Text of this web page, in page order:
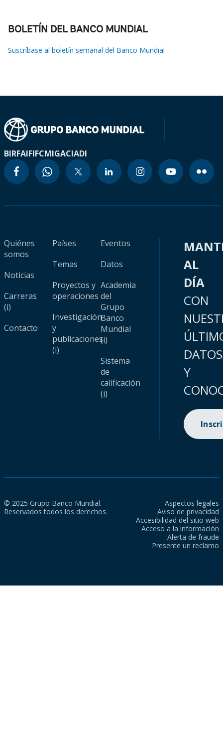
BOLETÍN DEL BANCO MUNDIAL
Suscríbase al boletín semanal del Banco Mundial
BIRFAIFIFCMIGACIADI
Quiénes
somos
Noticias
Carreras
(i)
Contacto
Países
Temas
Proyectos y
operaciones
Investigación
y
publicaciones
(i)
Eventos
Datos
Academia
del
Grupo
Banco
Mundial
(i)
Sistema
de
calificación
(i)
AL
DÍA
CON
DATOS
Y
© 2025 Grupo Banco Mundial.
Reservados todos los derechos.
Aspectos legales
Aviso de privacidad
Accesibilidad del sitio web
Acceso a la información
Alerta de fraude
Presente un reclamo